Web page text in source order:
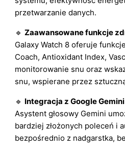
przetwarzanie danych.
🔹 Zaawansowane funkcje
Galaxy Watch 8 oferuje
Coach, Antioxidant Index,
monitorowanie snu oraz
snu, wspierane przez
🔹 Integracja z Google
Asystent głosowy Gemini
bardziej złożonych poleceń i
bezpośrednio z nadgarstka,